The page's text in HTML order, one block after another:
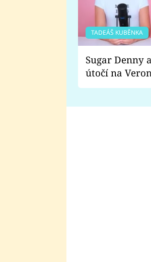
TADEÁŠ KUBĚNKA
Sugar Denny
útočí na
Proč je podle